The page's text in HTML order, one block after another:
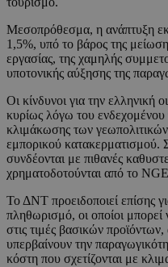
Μεσοπρόθεσμα, η ανάπτυξη
1,5%, υπό το βάρος της
εργασίας, της χαμηλής
υποτονικής αύξησης της
Οι κίνδυνοι για την ελληνική
κυρίως λόγω του
κλιμάκωσης των
εμπορικού κατακερματισμού.
συνδέονται με πιθανές
χρηματοδοτούνται από το
Το ΔΝΤ προειδοποιεί επίσης
πληθωρισμό, οι οποίοι
στις τιμές βασικών
υπερβαίνουν την
κόστη που σχετίζονται με